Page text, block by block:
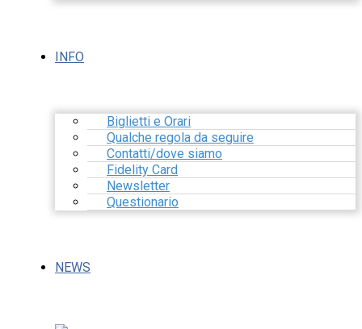
INFO
Biglietti e Orari
Qualche regola da seguire
Contatti/dove siamo
Fidelity Card
Newsletter
Questionario
NEWS